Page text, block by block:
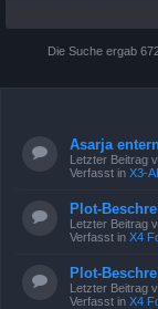
Die Suche ergab
Asarja
Letzter Beitrag
Verfasst in X3-
Plot-
Letzter Beitrag
Verfasst in X4
Plot-
Letzter Beitrag
Verfasst in X4